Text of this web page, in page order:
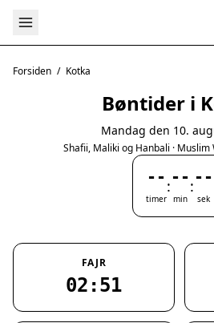
Forsiden / Kotka
Bøntider i
Mandag den 10.
Shafii, Maliki og Hanbali · Muslim
--
timer
:--
min
:--
sek
FAJR
02:51